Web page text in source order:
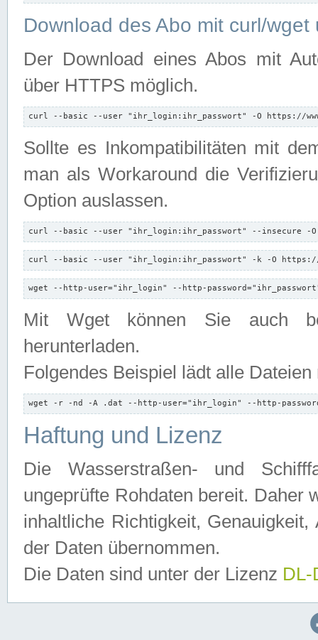
Download des Abo mit curl/
Der Download eines Abos mit
über HTTPS möglich.
curl --basic --user "ihr_login:ihr_passwort" -O https://
Sollte es Inkompatibilitäten mit
man als Workaround die
Option auslassen.
curl --basic --user "ihr_login:ihr_passwort" --insecure -
curl --basic --user "ihr_login:ihr_passwort" -k -O https://
wget --http-user="ihr_login" --http-
Mit Wget können Sie auch
herunterladen.
Folgendes Beispiel lädt alle
wget -r -nd -A .dat --http-user="ihr_login" --http-
Haftung und Lizenz
Die Wasserstraßen- und
ungeprüfte Rohdaten bereit. Daher
inhaltliche Richtigkeit,
der Daten übernommen.
Die Daten sind unter der Lizenz